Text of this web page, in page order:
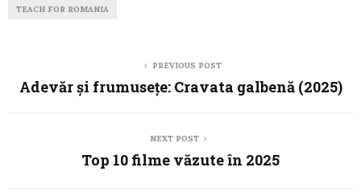
TEACH FOR ROMANIA
PREVIOUS POST
Adevăr și frumusețe: Cravata galbenă (2025)
NEXT POST
Top 10 filme văzute în 2025